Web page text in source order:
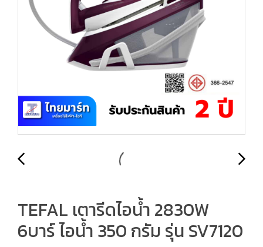
TEFAL เตารีดไอน้ำ 2830W
6บาร์ ไอน้ำ 350 กรัม รุ่น SV7120